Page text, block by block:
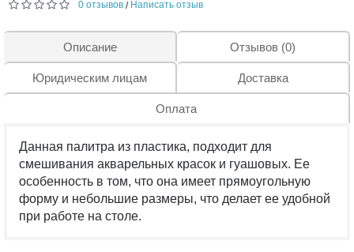
0 отзывов / Написать отзыв
Описание Отзывов (0)
Юридическим лицам Доставка
Оплата
Данная палитра из пластика, подходит для
смешивания акварельных красок и гуашовых. Ее
особенность в том, что она имеет прямоугольную
форму и небольшие размеры, что делает ее удобной
при работе на столе.